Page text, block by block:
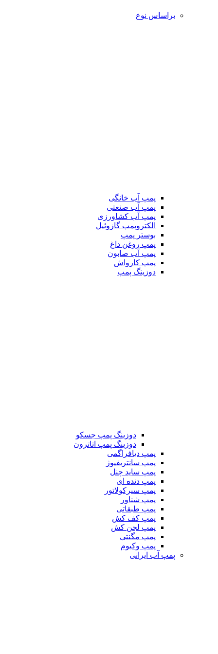
براساس نوع
پمپ آب خانگی
پمپ آب صنعتی
پمپ آب کشاورزی
الکتروپمپ گازوئیل
بوستر پمپ
پمپ روغن داغ
پمپ آب صابون
پمپ کارواش
دوزینگ پمپ
دوزینگ پمپ جسکو
دوزینگ پمپ اتاترون
پمپ دیافراگمی
پمپ سانتریفیوژ
پمپ ساید چنل
پمپ دنده ای
پمپ سیرکولاتور
پمپ شناور
پمپ طبقاتی
پمپ کف کش
پمپ لجن کش
پمپ مگنتی
پمپ وکیوم
پمپ آب ایرانی